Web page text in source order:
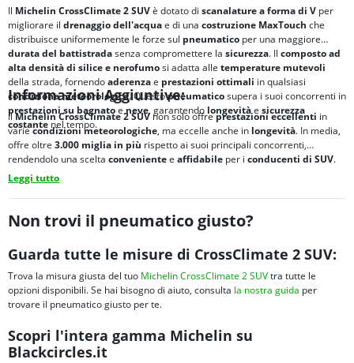
Il Michelin CrossClimate 2 SUVè dotato di scanalature a forma di V per
migliorare il drenaggio dell'acquae di una costruzione MaxTouch che
distribuisce uniformemente le forze sul pneumatico per una maggiore
durata del battistradasenza compromettere la sicurezza. Il composto ad
alta densità di silice e nerofumosi adatta alle temperature mutevoli
della strada, fornendoaderenzae prestazioni ottimali in qualsiasi
condizione meteorologica. Questopneumaticosupera i suoi concorrenti in
prestazioni su bagnatoeneve, garantendo longevitàe sicurezza
costantenel tempo.
Informazioni Aggiuntive:
IlMichelin CrossClimate 2 SUV non solo offreprestazioni eccellenti in
variecondizioni meteorologiche, ma eccelle anche in longevità. In media,
offre oltre 3.000 miglia in più rispetto ai suoi principali concorrenti,
rendendolo una scelta convenientee affidabile per i conducenti di SUV.
Leggi tutto
Non trovi il pneumatico giusto?
Guarda tutte le misure di CrossClimate 2 SUV:
Trova la misura giusta del tuo Michelin CrossClimate 2 SUVtra tutte le
opzioni disponibili. Se hai bisogno di aiuto, consulta la nostra guida per
trovare il pneumatico giusto per te.
Scopri l'intera gamma Michelin su
Blackcircles.it